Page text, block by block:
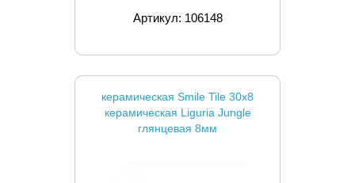
Артикул: 106148
керамическая Smile Tile 30x8
керамическая Liguria Jungle
глянцевая 8мм